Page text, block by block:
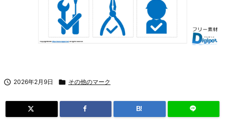
 2026年2月9日  その他のマーク
B!